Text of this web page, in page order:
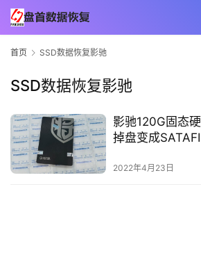
首页 SSD数据恢复影驰
SSD数据恢复影驰
影驰120G固态
掉盘变成
2022年4月23日